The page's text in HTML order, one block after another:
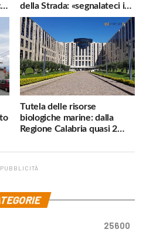
della Strada: «segnalateci i
pericoli, interverremo
subito»
Tutela delle risorse
biologiche marine: dalla
Regione Calabria quasi 2
PUBBLICITÀ
25600